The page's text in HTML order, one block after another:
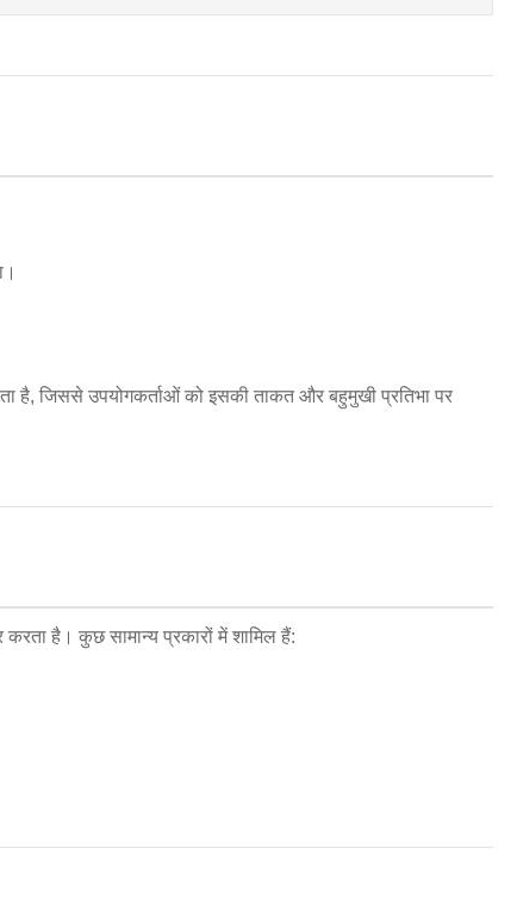
है, जिससे उपयोगकर्ताओं को इसकी ताकत और बहुमुखी प्रतिभा पर
है। कुछ सामान्य प्रकारों में शामिल हैं: